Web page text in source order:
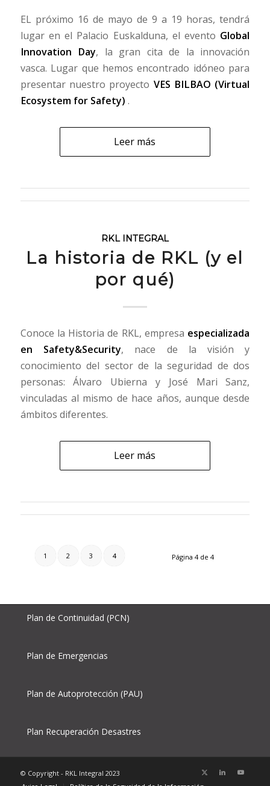
EL próximo 16 de mayo de 9 a 19 horas, tendrá
lugar en el Palacio Euskalduna, el evento Global
Innovation Day, la gran cita de la innovación
vasca. Lugar que hemos encontrado idóneo para
presentar nuestro proyecto VES BILBAO (Virtual
Ecosystem for Safety) .
Leer más
RKL INTEGRAL
La historia de RKL (y el
por qué)
Conoce la Historia de RKL, empresa especializada
en Safety&Security, nace de la visión y
conocimiento del sector de la seguridad de dos
personas: Álvaro Ubierna y José Mari Sanz,
vinculadas al mismo de hace años, aunque desde
ámbitos diferentes.
Leer más
Página 4 de 4
1 2 3 4
Plan de Continuidad (PCN)
Plan de Emergencias
Plan de Autoprotección (PAU)
Plan Recuperación Desastres
© Copyright - RKL Integral 2023